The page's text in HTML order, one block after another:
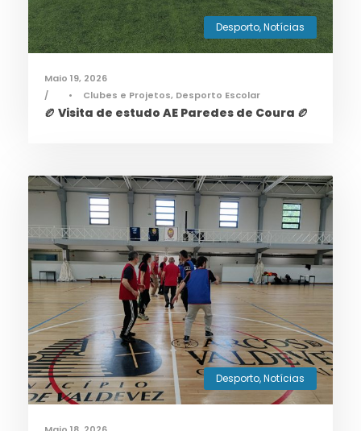
Desporto,Notícias
Maio 19, 2026
•
Clubes e Projetos, Desporto Escolar
🏉 Visita de estudo AE Paredes de Coura 🏉
Desporto,Notícias